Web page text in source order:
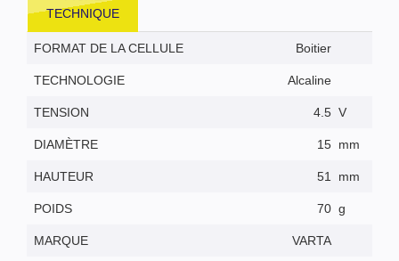
TECHNIQUE
FORMAT DE LA CELLULE Boitier
TECHNOLOGIE Alcaline
TENSION 4.5 V
DIAMÈTRE 15 mm
HAUTEUR 51 mm
POIDS 70 g
MARQUE VARTA